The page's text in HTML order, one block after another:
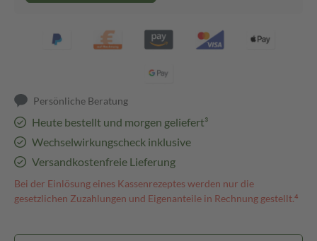
Persönliche Beratung
Heute bestellt und morgen geliefert³
Wechselwirkungscheck inklusive
Versandkostenfreie Lieferung
Bei der Einlösung eines Kassenrezeptes werden nur die
gesetzlichen Zuzahlungen und Eigenanteile in Rechnung gestellt.⁴